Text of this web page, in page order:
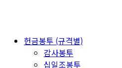
헌금봉투 (규격별)
감사봉투
십일조봉투